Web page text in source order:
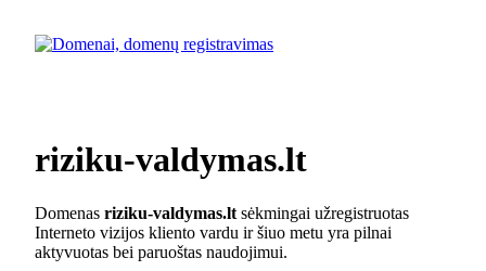
riziku-valdymas.lt
Domenas riziku-valdymas.lt sėkmingai užregistruotas
Interneto vizijos kliento vardu ir šiuo metu yra pilnai
aktyvuotas bei paruoštas naudojimui.